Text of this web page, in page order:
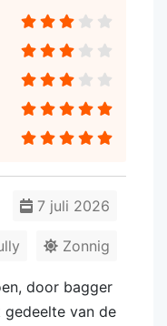
7 juli 2026
Zonnig
door bagger
van de